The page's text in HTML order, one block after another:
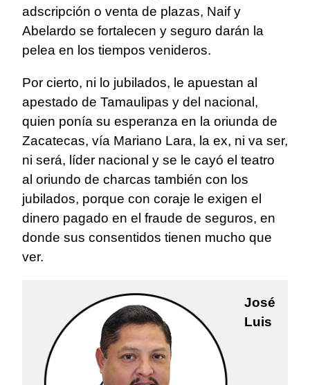
adscripción o venta de plazas, Naif y
Abelardo se fortalecen y seguro darán la
pelea en los tiempos venideros.
Por cierto, ni lo jubilados, le apuestan al
apestado de Tamaulipas y del nacional,
quien ponía su esperanza en la oriunda de
Zacatecas, vía Mariano Lara, la ex, ni va ser,
ni será, líder nacional y se le cayó el teatro
al oriundo de charcas también con los
jubilados, porque con coraje le exigen el
dinero pagado en el fraude de seguros, en
donde sus consentidos tienen mucho que
ver.
José
Luis